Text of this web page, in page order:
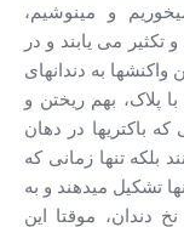
و مینوشیم،
تکثیر می یابند و در
به دندانهای
پلاک، بهم ریختن و
که باکتریها در دهان
بلکه تنها زمانی که
تشکیل میدهند و به
دندان، موقتا این